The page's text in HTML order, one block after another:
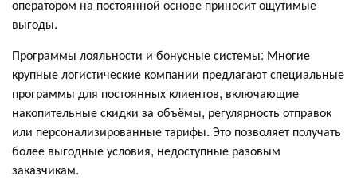
оператором на постоянной основе приносит ощутимые
выгоды.
Программы лояльности и бонусные системы: Многие
крупные логистические компании предлагают специальные
программы для постоянных клиентов, включающие
накопительные скидки за объёмы, регулярность отправок
или персонализированные тарифы. Это позволяет получать
более выгодные условия, недоступные разовым
заказчикам.